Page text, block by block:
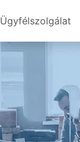
Ügyfélszolgálat